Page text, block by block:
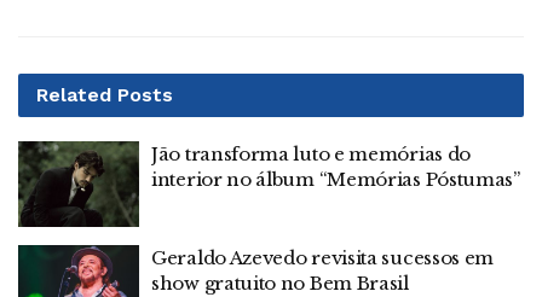
Related Posts
Jão transforma luto e memórias do
interior no álbum “Memórias Póstumas”
Geraldo Azevedo revisita sucessos em
show gratuito no Bem Brasil